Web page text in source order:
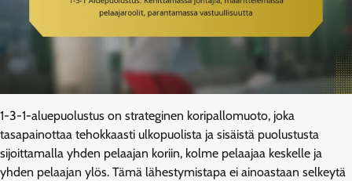
1-3-1-aluepuolustus on strateginen koripallomuoto, joka
tasapainottaa tehokkaasti ulkopuolista ja sisäistä puolustusta
sijoittamalla yhden pelaajan koriin, kolme pelaajaa keskelle ja
yhden pelaajan ylös. Tämä lähestymistapa ei ainoastaan selkeytä